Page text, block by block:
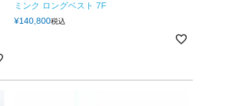
ミンク ロングベスト 7F
¥140,800税込